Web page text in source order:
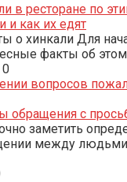
и как их едят
о хинкали Для
факты об
0
с
заметить
между людьми.